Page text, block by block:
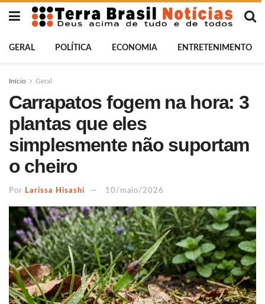
GERAL POLÍTICA ECONOMIA ENTRETENIMENTO
Início Geral
Carrapatos fogem na hora: 3
plantas que eles
simplesmente não suportam
o cheiro
Por Larissa Hisashi 10/maio/2026